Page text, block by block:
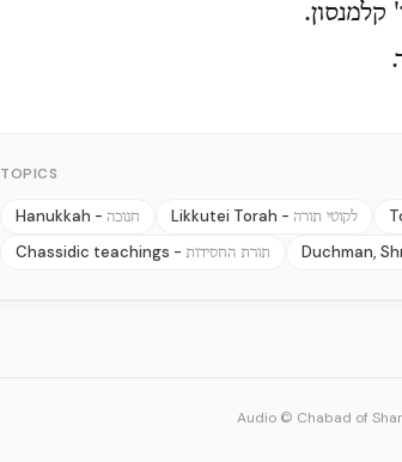
TOPICS
Hanukkah - חנוכה Likkutei Torah - לקוטי תורה
Chassidic teachings - תורת החסידות Duchman,
Audio © Chabad of